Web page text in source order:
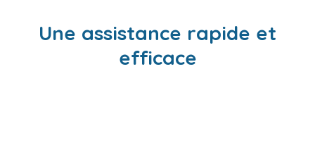
Une assistance rapide et
efficace